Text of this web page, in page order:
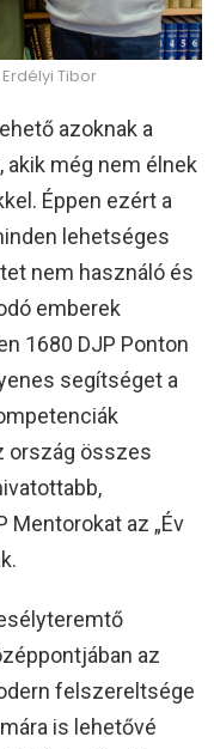
Tibor
azoknak a
akik még nem élnek
Éppen ezért a
lehetséges
nem használó és
emberek
1680 DJP Ponton
segítséget a
ország összes
Mentorokat az „Év
az
felszereltsége
is lehetővé